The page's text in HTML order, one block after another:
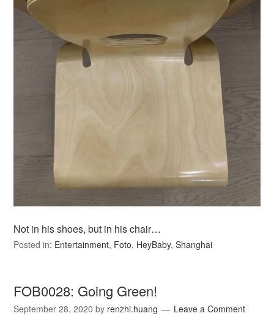
Not in his shoes, but in his chair…
Posted in: Entertainment, Foto, HeyBaby,Shanghai
FOB0028: Going Green!
September 28, 2020 by renzhi.huang Leave a Comment